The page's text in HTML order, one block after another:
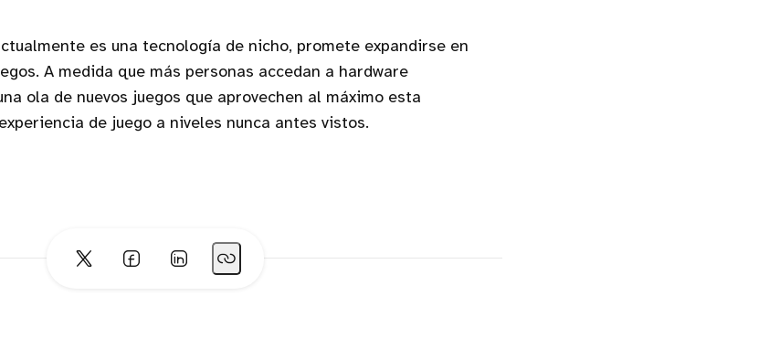
es una tecnología de nicho, promete expandirse en
A medida que más personas accedan a hardware
ola de nuevos juegos que aprovechen al máximo esta
de juego a niveles nunca antes vistos.